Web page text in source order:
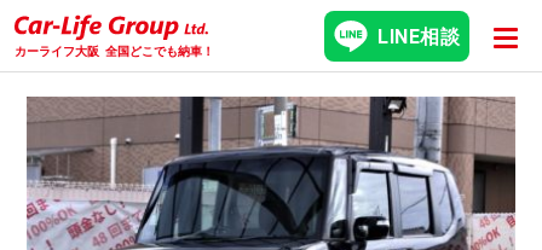
カーライフ大阪 全国どこでも納車！
LINE相談